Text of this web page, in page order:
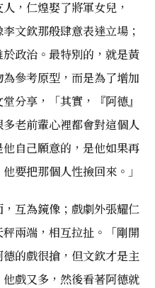
，仁煌娶了將軍女兒，
文欽那般肆意表達立場；
政治。最特別的，就是黃
參考原型，而是為了增加
分享，「其實，『阿德』
老前輩心裡都會對這個人
自己願意的，是他如果再
要把那個人性撿回來。」
互為鏡像；戲劇外張耀仁
兩端，相互拉扯。「剛開
的戲很搶，但文欽才是主
戲又多，然後看著阿德就